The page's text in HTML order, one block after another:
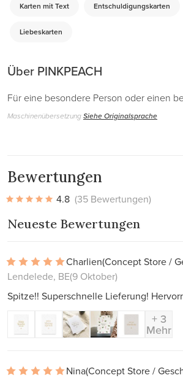
Karten mit Text Entschuldigungskarten
Liebeskarten
Über PINKPEACH
Für eine besondere Person oder einen
MaschinenübersetzungSiehe Originalsprache
Bewertungen
4.8 (35 Bewertungen)
Neueste Bewertungen
Charlien(Concept Store /
Lendelede, BE(9 Oktober)
Spitze!! Superschnelle Lieferung!
+ 3
Mehr
Nina(Concept Store /